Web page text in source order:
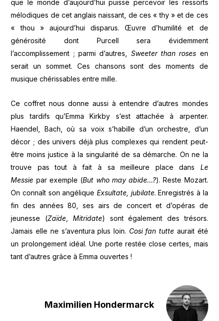
que le monde d’aujourd’hui puisse percevoir les ressorts
mélodiques de cet anglais naissant, de ces « thy » et de ces
« thou » aujourd’hui disparus. Œuvre d’humilité et de
générosité dont Purcell sera évidemment
l’accomplissement ; parmi d’autres, Sweeter than roses en
serait un sommet. Ces chansons sont des moments de
musique chérissables entre mille.
Ce coffret nous donne aussi à entendre d’autres mondes
plus tardifs qu’Emma Kirkby s’est attachée à arpenter.
Haendel, Bach, où sa voix s’habille d’un orchestre, d’un
décor ; des univers déjà plus complexes qui rendent peut-
être moins justice à la singularité de sa démarche. On ne la
trouve pas tout à fait à sa meilleure place dans Le
Messie par exemple (But who may abide…?). Reste Mozart.
On connaît son angélique Exsultate, jubilate. Enregistrés à la
fin des années 80, ses airs de concert et d’opéras de
jeunesse (Zaïde, Mitridate) sont également des trésors.
Jamais elle ne s’aventura plus loin. Cosi fan tutte aurait été
un prolongement idéal. Une porte restée close certes, mais
tant d’autres grâce à Emma ouvertes !
Maximilien Hondermarck